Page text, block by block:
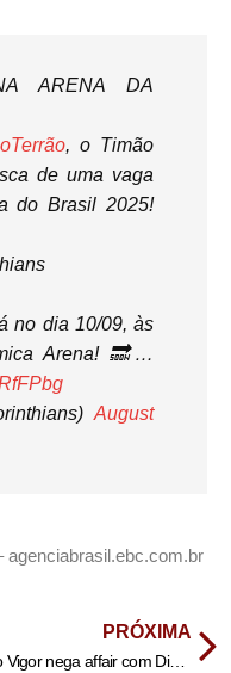
ARENA DA
, o Timão
de uma vaga
do Brasil 2025!
no dia 10/09, às
Arena! 🔜…
August
agenciabrasil.ebc.com.br
PRÓXIMA
Gil do Vigor nega affair com Diego Hypolito e afirma: ‘Só amizade’